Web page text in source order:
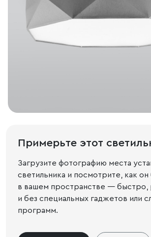
Примерьте этот
Загрузите фотографию места
светильника и посмотрите, как он
в вашем пространстве — быстро,
и без специальных гаджетов или
программ.